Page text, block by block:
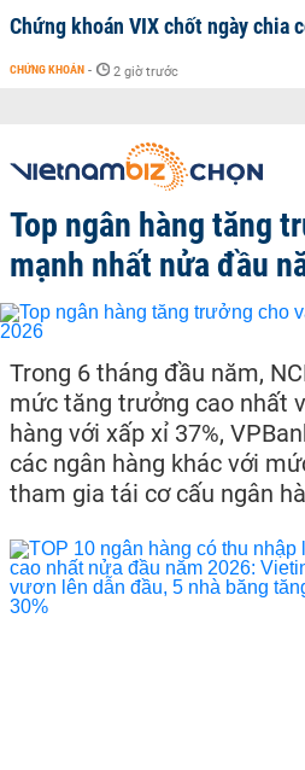
Chứng khoán VIX chốt ngày chia
CHỨNG KHOÁN - 2 giờ trước
Top ngân hàng tăng
mạnh nhất nửa đầu
Trong 6 tháng đầu năm,
mức tăng trưởng cao nhất
hàng với xấp xỉ 37%,
các ngân hàng khác với
tham gia tái cơ cấu ngân